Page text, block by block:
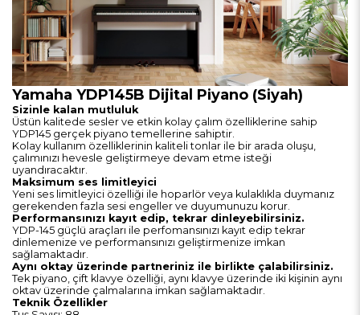
Yamaha YDP145B Dijital Piyano (Siyah)
Sizinle kalan mutluluk
Üstün kalitede sesler ve etkin kolay çalım özelliklerine sahip
YDP145 gerçek piyano temellerine sahiptir.
Kolay kullanım özelliklerinin kaliteli tonlar ile bir arada oluşu,
çalımınızı hevesle geliştirmeye devam etme isteği
uyandıracaktır.
Maksimum ses limitleyici
Yeni ses limitleyici özelliği ile hoparlör veya kulaklıkla duymanız
gerekenden fazla sesi engeller ve duyumunuzu korur.
Performansınızı kayıt edip, tekrar dinleyebilirsiniz.
YDP-145 güçlü araçları ile perfomansınızı kayıt edip tekrar
dinlemenize ve performansınızı geliştirmenize imkan
sağlamaktadır.
Aynı oktay üzerinde partneriniz ile birlikte çalabilirsiniz.
Tek piyano, çift klavye özelliği, aynı klavye üzerinde iki kişinin aynı
oktav üzerinde çalmalarına imkan sağlamaktadır.
Teknik Özellikler